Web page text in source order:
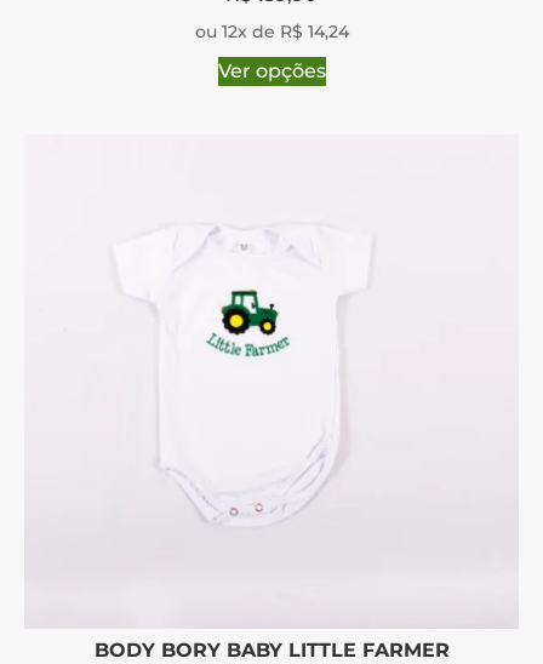
ou 12x de R$ 14,24
Ver opções
BODY BORY BABY LITTLE FARMER